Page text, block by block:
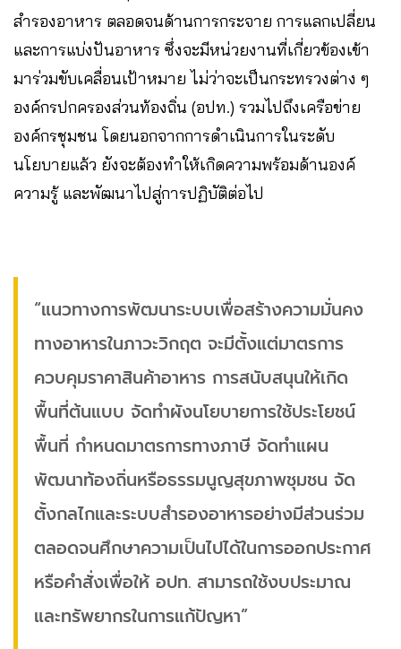
สำรองอาหาร ตลอดจนด้านการกระจาย การแลกเปลี่ยน
และการแบ่งปันอาหาร ซึ่งจะมีหน่วยงานที่เกี่ยวข้องเข้า
มาร่วมขับเคลื่อนเป้าหมาย ไม่ว่าจะเป็นกระทรวงต่าง ๆ
องค์กรปกครองส่วนท้องถิ่น (อปท.) รวมไปถึงเครือข่าย
องค์กรชุมชน โดยนอกจากการดำเนินการในระดับ
นโยบายแล้ว ยังจะต้องทำให้เกิดความพร้อมด้านองค์
ความรู้ และพัฒนาไปสู่การปฏิบัติต่อไป
“แนวทางการพัฒนาระบบเพื่อสร้างความมั่นคง
ทางอาหารในภาวะวิกฤต จะมีตั้งแต่มาตรการ
ควบคุมราคาสินค้าอาหาร การสนับสนุนให้เกิด
พื้นที่ต้นแบบ จัดทำผังนโยบายการใช้ประโยชน์
พื้นที่ กำหนดมาตรการทางภาษี จัดทำแผน
พัฒนาท้องถิ่นหรือธรรมนูญสุขภาพชุมชน จัด
ตั้งกลไกและระบบสำรองอาหารอย่างมีส่วนร่วม
ตลอดจนศึกษาความเป็นไปได้ในการออกประกาศ
หรือคำสั่งเพื่อให้ อปท. สามารถใช้งบประมาณ
และทรัพยากรในการแก้ปัญหา”